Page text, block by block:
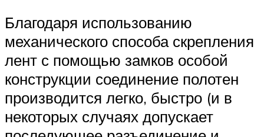
Благодаря использованию
механического способа скрепления
лент с помощью замков особой
конструкции соединение полотен
производится легко, быстро (и в
некоторых случаях допускает